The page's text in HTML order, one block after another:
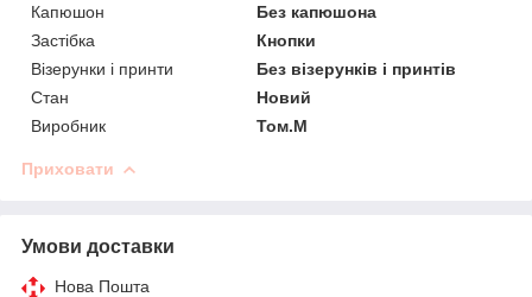
Капюшон
Без капюшона
Застібка
Кнопки
Візерунки і принти
Без візерунків і принтів
Стан
Новий
Виробник
Том.М
Приховати
Умови доставки
Нова Пошта